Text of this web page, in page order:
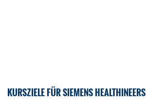
KURSZIELE FÜR SIEMENS HEALTHINEERS